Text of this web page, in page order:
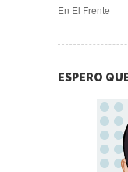
En El Frente
ESPERO